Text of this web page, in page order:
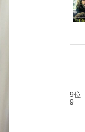
9位
9